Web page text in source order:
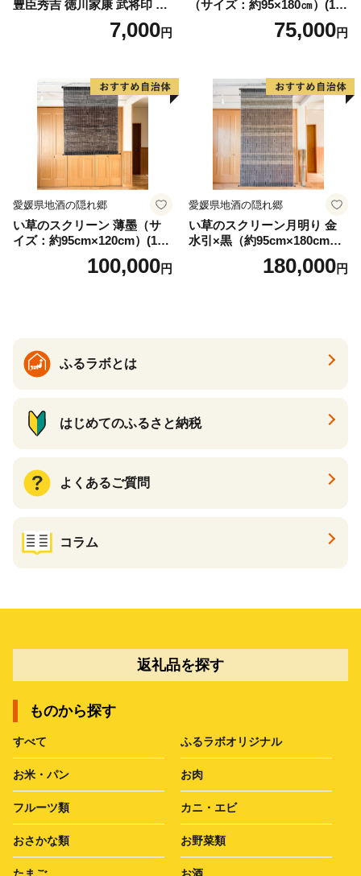
豊臣秀吉 徳川家康 武将印 花
押印 6枚 セット イラスト 戦
国 武将 小牧山城 墨絵 龍画師
グッズ 愛知県 小牧市 お取り
寄せ 送料無料
7,000円
（サイズ：約95×180㎝）(14
75,000円
愛媛県地酒の隠れ郷
い草のスクリーン 薄墨（サ
イズ：約95cm×120cm）(14
100,000円
愛媛県地酒の隠れ郷
い草のスクリーン月明り 金
水引×黒（約95cm×180cm）
180,000円
ふるラボとは
はじめてのふるさと納税
よくあるご質問
コラム
返礼品を探す
ものから探す
すべて ふるラボオリジナル
お米・パン お肉
フルーツ類 カニ・エビ
おさかな類 お野菜類